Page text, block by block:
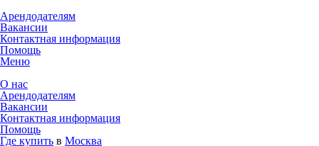
Арендодателям
Вакансии
Контактная информация
Помощь
Меню
О нас
Арендодателям
Вакансии
Контактная информация
Помощь
Где купить в Москва